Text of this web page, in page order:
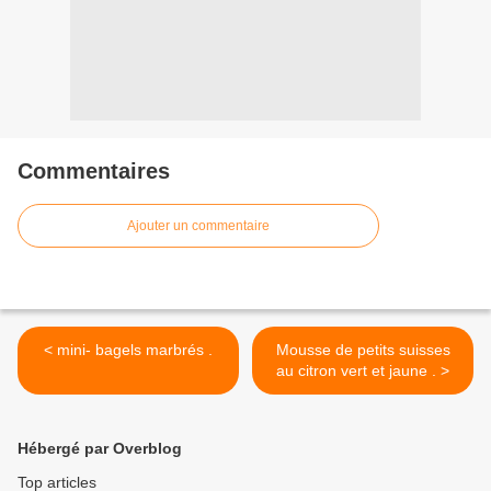
Commentaires
Ajouter un commentaire
< mini- bagels marbrés .
Mousse de petits suisses
au citron vert et jaune . >
Hébergé par Overblog
Top articles